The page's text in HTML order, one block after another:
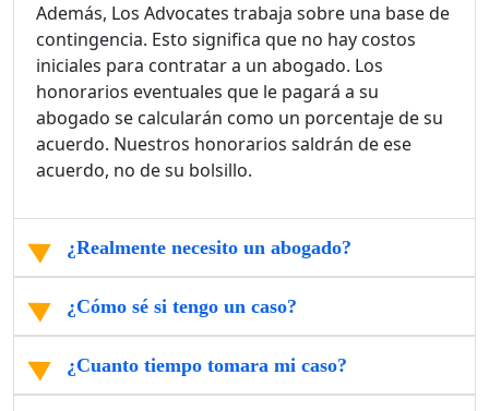
Además, Los Advocates trabaja sobre una base de
contingencia. Esto significa que no hay costos
iniciales para contratar a un abogado. Los
honorarios eventuales que le pagará a su
abogado se calcularán como un porcentaje de su
acuerdo. Nuestros honorarios saldrán de ese
acuerdo, no de su bolsillo.
¿Realmente necesito un abogado?
¿Cómo sé si tengo un caso?
¿Cuanto tiempo tomara mi caso?